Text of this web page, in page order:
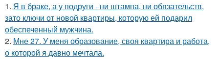
1. Я в браке, а у подруги - ни штампа, ни обязательств,
зато ключи от новой квартиры, которую ей подарил
обеспеченный мужчина.
2. Мне 27. У меня образование, своя квартира и работа,
о которой я давно мечтала.